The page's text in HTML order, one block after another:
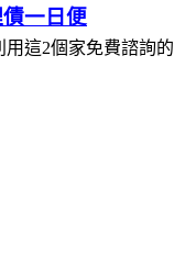
一日便
用這2個家免費諮詢的